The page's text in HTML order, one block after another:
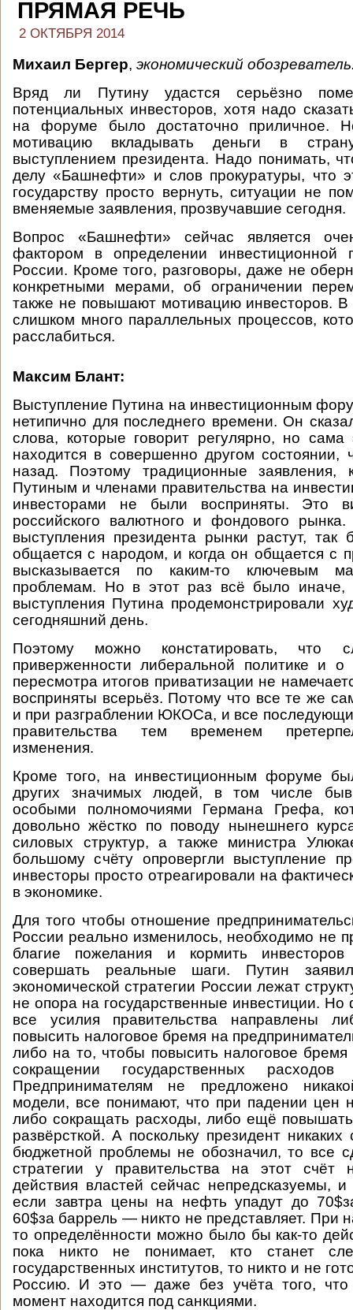
ПРЯМАЯ РЕЧЬ
2 ОКТЯБРЯ 2014
Михаил Бергер, экономический
Вряд ли Путину удастся серьёзно
потенциальных инвесторов, хотя надо
на форуме было достаточно приличное.
мотивацию вкладывать деньги в
выступлением президента. Надо понимать,
делу «Башнефти» и слов прокуратуры, что
государству просто вернуть, ситуации не
вменяемые заявления, прозвучавшие сегодня.
Вопрос «Башнефти» сейчас является
фактором в определении инвестиционной
России. Кроме того, разговоры, даже не
конкретными мерами, об ограничении
также не повышают мотивацию инвесторов. В
слишком много параллельных процессов,
расслабиться.
Максим Блант:
Выступление Путина на инвестиционным
нетипично для последнего времени. Он
слова, которые говорит регулярно, но сама
находится в совершенно другом
назад. Поэтому традиционные заявления,
Путиным и членами правительства на
инвесторами не были восприняты. Это
российского валютного и фондового
выступления президента рынки растут, так
общается с народом, и когда он общается с
высказывается по каким-то ключевым
проблемам. Но в этот раз всё было
выступления Путина продемонстрировали
сегодняшний день.
Поэтому можно констатировать, что
приверженности либеральной политике и о
пересмотра итогов приватизации не
восприняты всерьёз. Потому что все те же
и при разграблении ЮКОСа, и все
правительства тем временем
изменения.
Кроме того, на инвестиционным форуме
других значимых людей, в том числе
особыми полномочиями Германа Грефа,
довольно жёстко по поводу нынешнего
силовых структур, а также министра
большому счёту опровергли выступление
инвесторы просто отреагировали на
в экономике.
Для того чтобы отношение
России реально изменилось, необходимо не
благие пожелания и кормить
совершать реальные шаги. Путин
экономической стратегии России лежат
не опора на государственные инвестиции. Но
все усилия правительства направлены
повысить налоговое бремя на
либо на то, чтобы повысить налоговое
сокращении государственных
Предпринимателям не предложено
модели, все понимают, что при падении цен
либо сокращать расходы, либо ещё
развёрсткой. А поскольку президент
бюджетной проблемы не обозначил, то все
стратегии у правительства на этот счёт
действия властей сейчас непредсказуемы,
если завтра цены на нефть упадут до
60$за баррель — никто не представляет. При
то определённости можно было бы как-то
пока никто не понимает, кто станет
государственных институтов, то никто и не
Россию. И это — даже без учёта того,
момент находится под санкциями.